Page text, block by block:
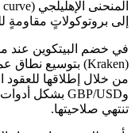
إلى بروتوكولاتٍ مقاومةٍ
تنتهي صلاحيتها.